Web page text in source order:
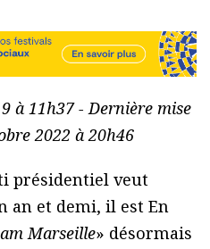
à 11h37 - Dernière mise
2022 à 20h46
présidentiel veut
an et demi, il est En
Marseille» désormais